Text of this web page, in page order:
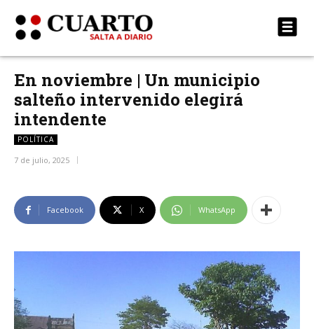
En noviembre | Un municipio
salteño intervenido elegirá
intendente
POLÍTICA
7 de julio, 2025
Facebook X WhatsApp